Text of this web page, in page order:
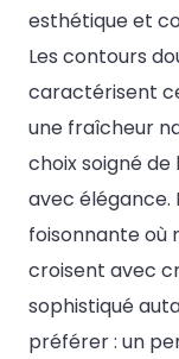
esthétique et
Les contours
caractérisent
une fraîcheur
choix soigné
avec élégance.
foisonnante où
croisent avec
sophistiqué
préférer : un